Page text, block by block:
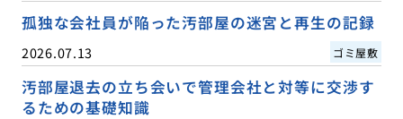
孤独な会社員が陥った汚部屋の迷宮と再生の記録
2026.07.13 ゴミ屋敷
汚部屋退去の立ち会いで管理会社と対等に交渉す
るための基礎知識